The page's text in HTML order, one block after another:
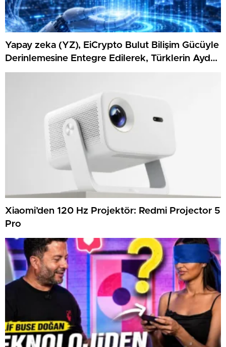
Yapay zeka (YZ), EiCrypto Bulut Bilişim Gücüyle
Derinlemesine Entegre Edilerek, Türklerin Ayda
12.120 Dolar Pasif Gelir Elde Etmelerine Basitçe
Xiaomi’den 120 Hz Projektör: Redmi Projector 5
Pro